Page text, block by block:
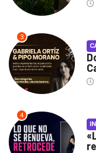
3
4